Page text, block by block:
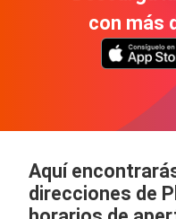
con más
Aquí
direcciones de